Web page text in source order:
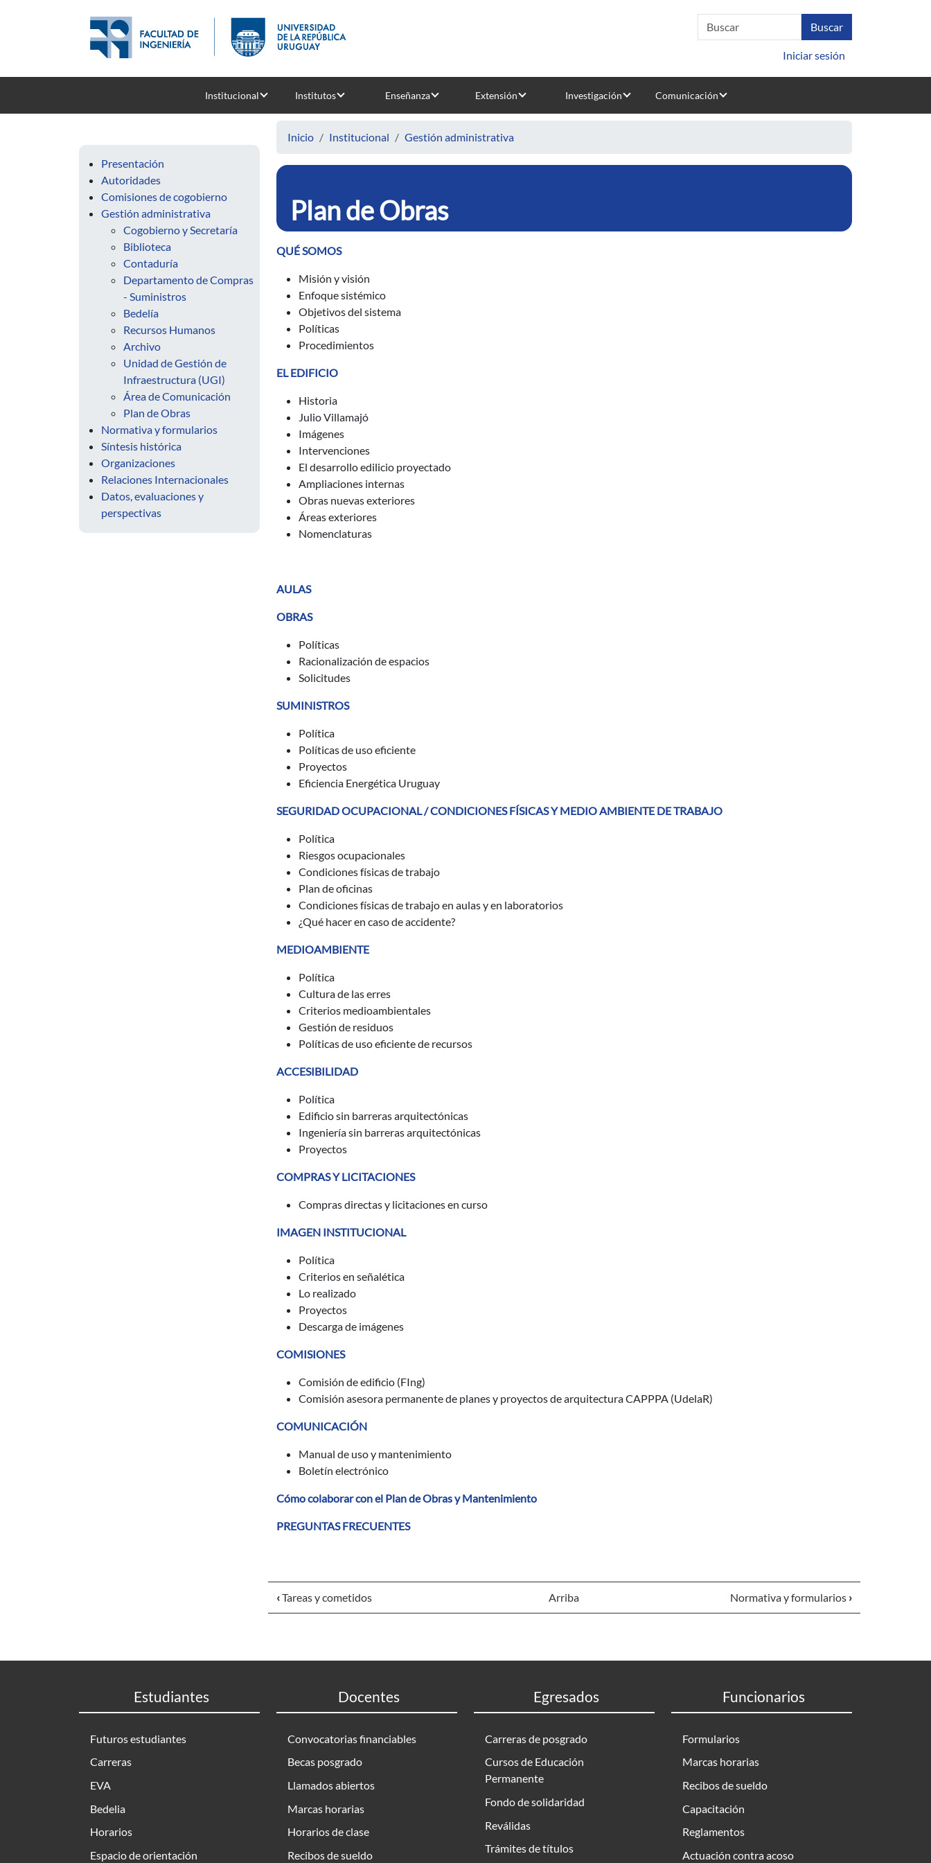
Iniciar sesión
Institucional Institutos Enseñanza Extensión Investigación Comunicación
Presentación
Autoridades
Comisiones de cogobierno
Gestión administrativa
Cogobierno y Secretaría
Biblioteca
Contaduría
Departamento de Compras
- Suministros
Bedelía
Recursos Humanos
Archivo
Unidad de Gestión de
Infraestructura (UGI)
Área de Comunicación
Plan de Obras
Normativa y formularios
Síntesis histórica
Organizaciones
Relaciones Internacionales
Datos, evaluaciones y
perspectivas
Inicio Institucional Gestión administrativa
Plan de Obras
QUÉ SOMOS
Misión y visión
Enfoque sistémico
Objetivos del sistema
Políticas
Procedimientos
EL EDIFICIO
Historia
Julio Villamajó
Imágenes
Intervenciones
El desarrollo edilicio proyectado
Ampliaciones internas
Obras nuevas exteriores
Áreas exteriores
Nomenclaturas
AULAS
OBRAS
Políticas
Racionalización de espacios
Solicitudes
SUMINISTROS
Política
Políticas de uso eficiente
Proyectos
Eficiencia Energética Uruguay
SEGURIDAD OCUPACIONAL / CONDICIONES FÍSICAS Y MEDIO AMBIENTE DE TRABAJO
Política
Riesgos ocupacionales
Condiciones físicas de trabajo
Plan de oficinas
Condiciones físicas de trabajo en aulas y en laboratorios
¿Qué hacer en caso de accidente?
MEDIOAMBIENTE
Política
Cultura de las erres
Criterios medioambientales
Gestión de residuos
Políticas de uso eficiente de recursos
ACCESIBILIDAD
Política
Edificio sin barreras arquitectónicas
Ingeniería sin barreras arquitectónicas
Proyectos
COMPRAS Y LICITACIONES
Compras directas y licitaciones en curso
IMAGEN INSTITUCIONAL
Política
Criterios en señalética
Lo realizado
Proyectos
Descarga de imágenes
COMISIONES
Comisión de edificio (FIng)
Comisión asesora permanente de planes y proyectos de arquitectura CAPPPA (UdelaR)
COMUNICACIÓN
Manual de uso y mantenimiento
Boletín electrónico
Cómo colaborar con el Plan de Obras y Mantenimiento
PREGUNTAS FRECUENTES
‹Tareas y cometidos Arriba Normativa y formularios ›
Estudiantes
Futuros estudiantes
Carreras
EVA
Bedelia
Horarios
Espacio de orientación
Docentes
Convocatorias financiables
Becas posgrado
Llamados abiertos
Marcas horarias
Horarios de clase
Recibos de sueldo
Egresados
Carreras de posgrado
Cursos de Educación
Permanente
Fondo de solidaridad
Reválidas
Trámites de títulos
Funcionarios
Formularios
Marcas horarias
Recibos de sueldo
Capacitación
Reglamentos
Actuación contra acoso